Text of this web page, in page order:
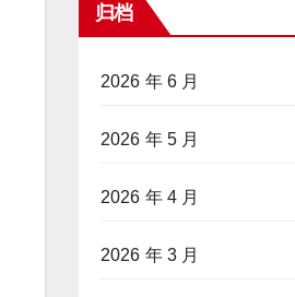
归档
2026 年 6 月
2026 年 5 月
2026 年 4 月
2026 年 3 月